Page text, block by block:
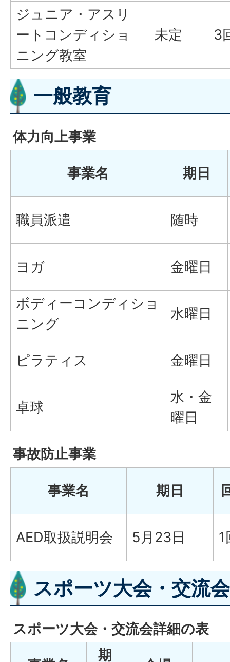
ジュニア・アスリ
ートコンディショ
ニング教室
未定 3
一般教育
体力向上事業
事業名 期日
職員派遣 随時
ヨガ 金曜日
ボディーコンディショ
ニング
水曜日
ピラティス 金曜日
卓球
水・金
曜日
事故防止事業
事業名 期日
AED取扱説明会 5月23日 1
スポーツ大会・交流会
スポーツ大会・交流会詳細の表
期